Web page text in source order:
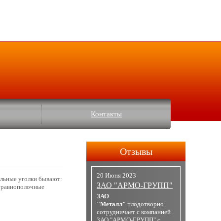
Контакты
уголки бывают:
Отзывы
20 Июня 2023
ЗАО "АРМО-ГРУПП"
ЗАО
"Металл" плодотворно
сотрудничает с компанией